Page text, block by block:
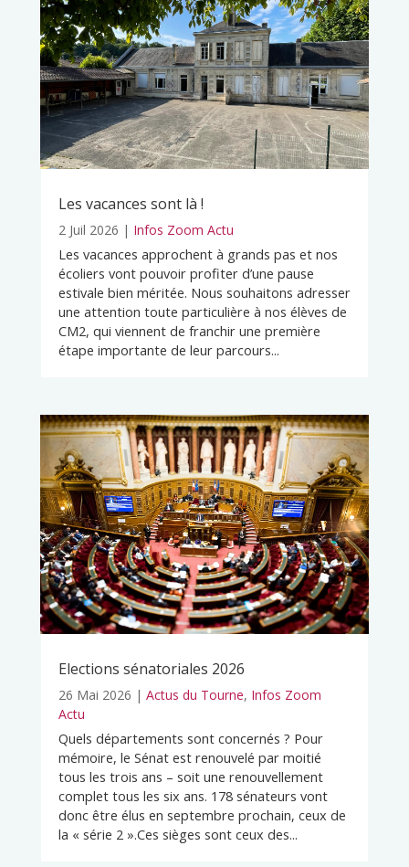
Les vacances sont là !
2 Juil 2026 | Infos Zoom Actu
Les vacances approchent à grands pas et nos
écoliers vont pouvoir profiter d’une pause
estivale bien méritée. Nous souhaitons adresser
une attention toute particulière à nos élèves de
CM2, qui viennent de franchir une première
étape importante de leur parcours...
Elections sénatoriales 2026
26 Mai 2026 | Actus du Tourne, Infos Zoom
Actu
Quels départements sont concernés ? Pour
mémoire, le Sénat est renouvelé par moitié
tous les trois ans – soit une renouvellement
complet tous les six ans. 178 sénateurs vont
donc être élus en septembre prochain, ceux de
la « série 2 ».Ces sièges sont ceux des...